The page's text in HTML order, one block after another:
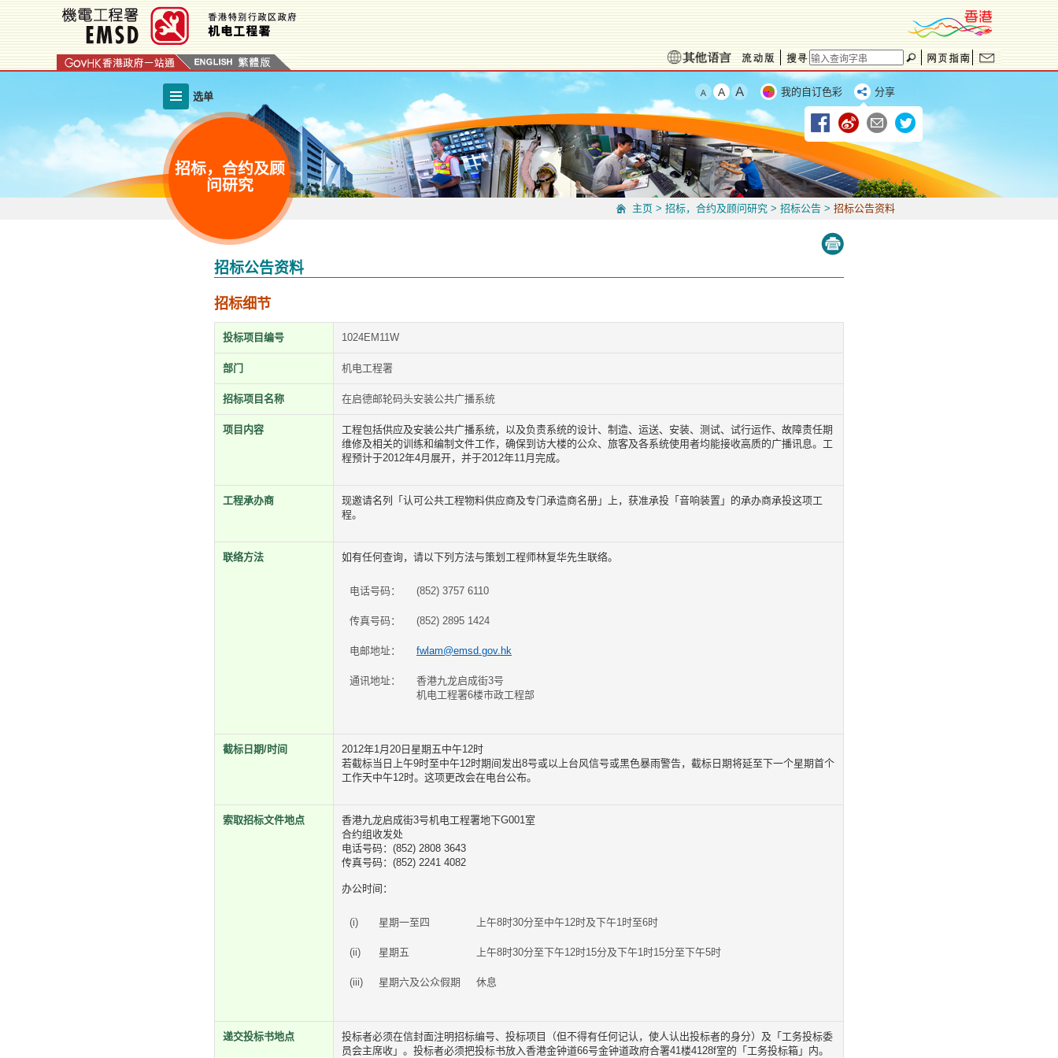
容
选单 我的自订色彩 分享
招标，合约及顾
问研究
主页 > 招标，合约及顾问研究 > 招标公告 > 招标公告资料
招标公告资料
招标细节
投标项目编号 1024EM11W
部门 机电工程署
招标项目名称 在启德邮轮码头安装公共广播系统
项目内容
工程包括供应及安装公共广播系统，以及负责系统的设计、制造、运送、安装、测试、试行运作、故障责任期
维修及相关的训练和编制文件工作，确保到访大楼的公众、旅客及各系统使用者均能接收高质的广播讯息。工
程预计于2012年4月展开，并于2012年11月完成。
工程承办商
现邀请名列「认可公共工程物料供应商及专门承造商名册」上，获准承投「音响装置」的承办商承投这项工
程。
联络方法 如有任何查询，请以下列方法与策划工程师林复华先生联络。
电话号码： (852) 3757 6110
传真号码： (852) 2895 1424
电邮地址： fwlam@emsd.gov.hk
通讯地址：
香港九龙启成街3号
机电工程署6楼市政工程部
截标日期/时间
2012年1月20日星期五中午12时
若截标当日上午9时至中午12时期间发出8号或以上台风信号或黑色暴雨警告，截标日期将延至下一个星期首个
工作天中午12时。这项更改会在电台公布。
索取招标文件地点
香港九龙启成街3号机电工程署地下G001室
合约组收发处
电话号码：(852) 2808 3643
传真号码：(852) 2241 4082
办公时间：
(i) 星期一至四 上午8时30分至中午12时及下午1时至6时
(ii) 星期五 上午8时30分至下午12时15分及下午1时15分至下午5时
(iii) 星期六及公众假期 休息
递交投标书地点
投标者必须在信封面注明招标编号、投标项目（但不得有任何记认，使人认出投标者的身分）及「工务投标委
员会主席收」。投标者必须把投标书放入香港金钟道66号金钟道政府合署41楼4128f室的「工务投标箱」内。